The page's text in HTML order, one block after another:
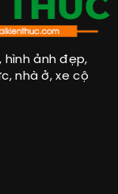
hình ảnh đẹp,
nhà ở, xe cộ